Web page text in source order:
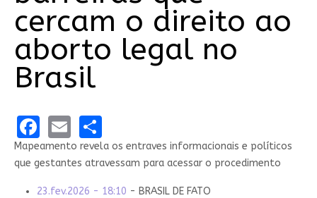
cercam o direito ao
aborto legal no
Brasil
Facebook
EmailShare
Mapeamento revela os entraves informacionais e políticos
que gestantes atravessam para acessar o procedimento
23.fev.2026 - 18:10 - BRASIL DE FATO